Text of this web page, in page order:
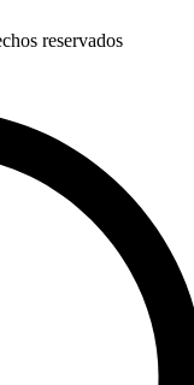
reservados